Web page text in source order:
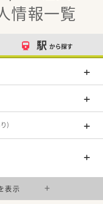
情報一覧
駅 から探す
)
表示